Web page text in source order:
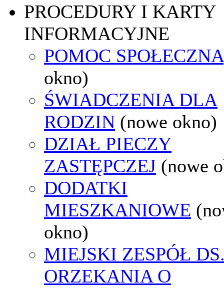
PROCEDURY I KARTY
INFORMACYJNE
POMOC SPOŁECZNA
okno)
ŚWIADCZENIA DLA
RODZIN (nowe okno)
DZIAŁ PIECZY
ZASTĘPCZEJ (nowe
DODATKI
MIESZKANIOWE
okno)
MIEJSKI ZESPÓŁ
ORZEKANIA O